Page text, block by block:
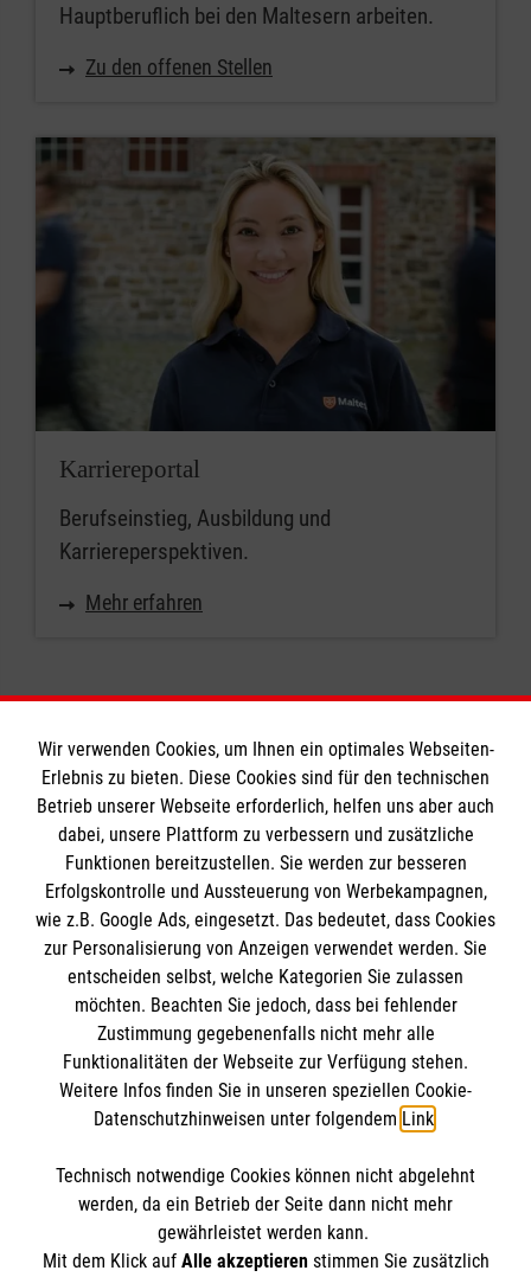
Hauptberuflich bei den Maltesern arbeiten.
Zu den offenen Stellen
Karriereportal
Berufseinstieg, Ausbildung und
Karriereperspektiven.
Mehr erfahren
Informationen
Impressum
Datenschutz
Kontakt
Die Malteser
Malteser in Deutschland
Malteserorden
Sharepoint
Spendenkonto
IBAN: DE27 3706 0120 1201 2220 16
BIC: GENODED1PA7
So finden Sie uns
Wir verwenden Cookies, um Ihnen ein optimales Webseiten-
Erlebnis zu bieten. Diese Cookies sind für den technischen
Betrieb unserer Webseite erforderlich, helfen uns aber auch
dabei, unsere Plattform zu verbessern und zusätzliche
Funktionen bereitzustellen. Sie werden zur besseren
Erfolgskontrolle und Aussteuerung von Werbekampagnen,
wie z.B. Google Ads, eingesetzt. Das bedeutet, dass Cookies
zur Personalisierung von Anzeigen verwendet werden. Sie
entscheiden selbst, welche Kategorien Sie zulassen
möchten. Beachten Sie jedoch, dass bei fehlender
Zustimmung gegebenenfalls nicht mehr alle
Funktionalitäten der Webseite zur Verfügung stehen.
Weitere Infos finden Sie in unseren speziellen Cookie-
Datenschutzhinweisen unter folgendem Link.
Technisch notwendige Cookies können nicht abgelehnt
werden, da ein Betrieb der Seite dann nicht mehr
gewährleistet werden kann.
Mit dem Klick auf Alle akzeptierenstimmen Sie zusätzlich